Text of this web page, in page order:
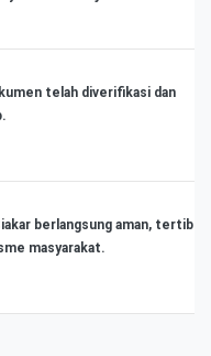
telah diverifikasi dan
berlangsung aman, tertib
masyarakat.